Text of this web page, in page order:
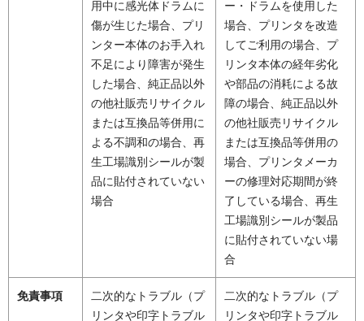
用中に感光体ドラムに
傷が生じた場合、プリ
ンター本体のお手入れ
不足により障害が発生
した場合、純正品以外
の他社販売リサイクル
または互換品等併用に
よる不調和の場合、再
生工場識別シールが製
品に貼付されていない
場合
ー・ドラムを使用した
場合、プリンタを改造
してご利用の場合、プ
リンタ本体の経年劣化
や部品の消耗による故
障の場合、純正品以外
の他社販売リサイクル
または互換品等併用の
場合、プリンタメーカ
ーの修理対応期間が終
了している場合、再生
工場識別シールが製品
に貼付されていない場
合
免責事項
二次的なトラブル（プ
リンタや印字トラブル
二次的なトラブル（プ
リンタや印字トラブル